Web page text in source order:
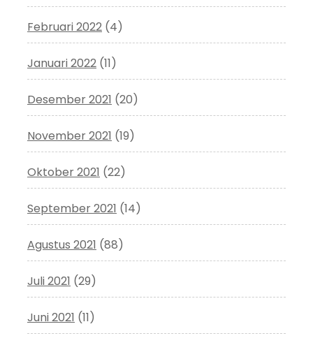
Februari 2022 (4)
Januari 2022 (11)
Desember 2021 (20)
November 2021 (19)
Oktober 2021 (22)
September 2021 (14)
Agustus 2021 (88)
Juli 2021 (29)
Juni 2021 (11)